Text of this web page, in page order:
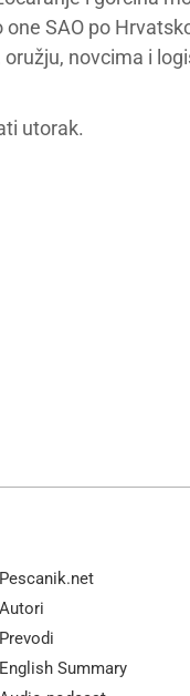
SAO po
novcima i
utorak.
Pescanik.net
Autori
Prevodi
English Summary